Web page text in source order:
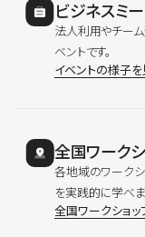
ビジネスミ
法人利用やチー
ベントです。
イベントの様子を
全国ワーク
各地域のワーク
を実践的に学べま
全国ワークショッ